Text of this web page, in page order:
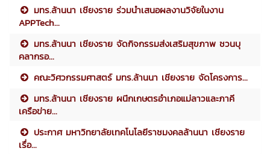
มทร.ล้านนา เชียงราย ร่วมนำเสนอผลงานวิจัยในงาน
APPTech...
มทร.ล้านนา เชียงราย จัดกิจกรรมส่งเสริมสุขภาพ ชวนบุ
คลากรอ...
คณะวิศวกรรมศาสตร์ มทร.ล้านนา เชียงราย จัดโครงการ...
มทร.ล้านนา เชียงราย ผนึกเกษตรอำเภอแม่ลาวและภาคี
เครือข่าย...
ประกาศ มหาวิทยาลัยเทคโนโลยีราชมงคลล้านนา เชียงราย
เรื่อ...